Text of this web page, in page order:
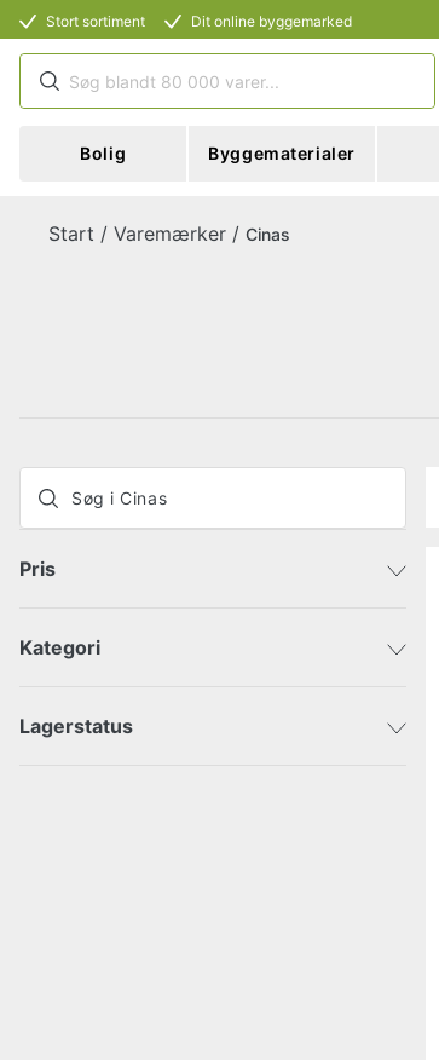
Stort sortiment Dit online byggemarked
Bolig Byggematerialer
Start / Varemærker / Cinas
Pris
Kategori
Lagerstatus
Sendes med det samme